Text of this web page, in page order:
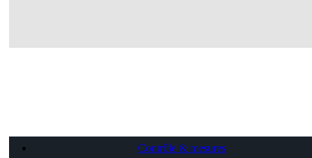
Contrôle & mesures